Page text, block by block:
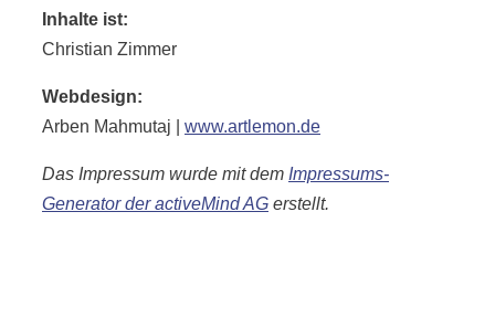
Inhalte ist:
Christian Zimmer
Webdesign:
Arben Mahmutaj | www.artlemon.de
Das Impressum wurde mit dem Impressums-
Generator der activeMind AG erstellt.